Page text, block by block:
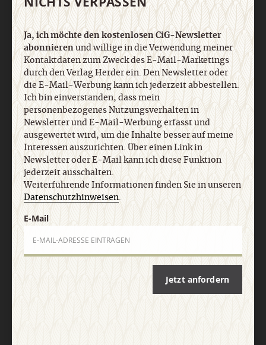
Nach oben
Ja, ich möchte den kostenlosen CiG-Newsletter
abonnierenund willige in die Verwendung meiner
Kontaktdaten zum Zweck des E-Mail-Marketings
durch den Verlag Herder ein. Den Newsletter oder
die E-Mail-Werbung kann ich jederzeit abbestellen.
Ich bin einverstanden, dass mein
personenbezogenes Nutzungsverhalten in
Newsletter und E-Mail-Werbung erfasst und
ausgewertet wird, um die Inhalte besser auf meine
Interessen auszurichten. Über einen Link in
Newsletter oder E-Mail kann ich diese Funktion
jederzeit ausschalten.
Weiterführende Informationen finden Sie in unseren
Datenschutzhinweisen.
E-Mail
Jetzt anfordern